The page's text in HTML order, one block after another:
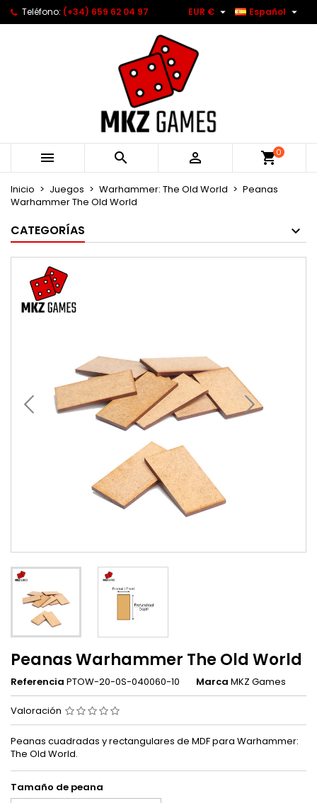
Teléfono: (+34) 659 62 04 97 Español 
EUR € 
   0
Inicio Juegos Warhammer: The Old World
Peanas
Warhammer The Old World
CATEGORÍAS
Peanas Warhammer The Old World
Referencia PTOW-20-0S-040060-10 Marca MKZ Games
Valoración
Peanas cuadradas y rectangulares de MDF para Warhammer:
The Old World.
Tamaño de peana